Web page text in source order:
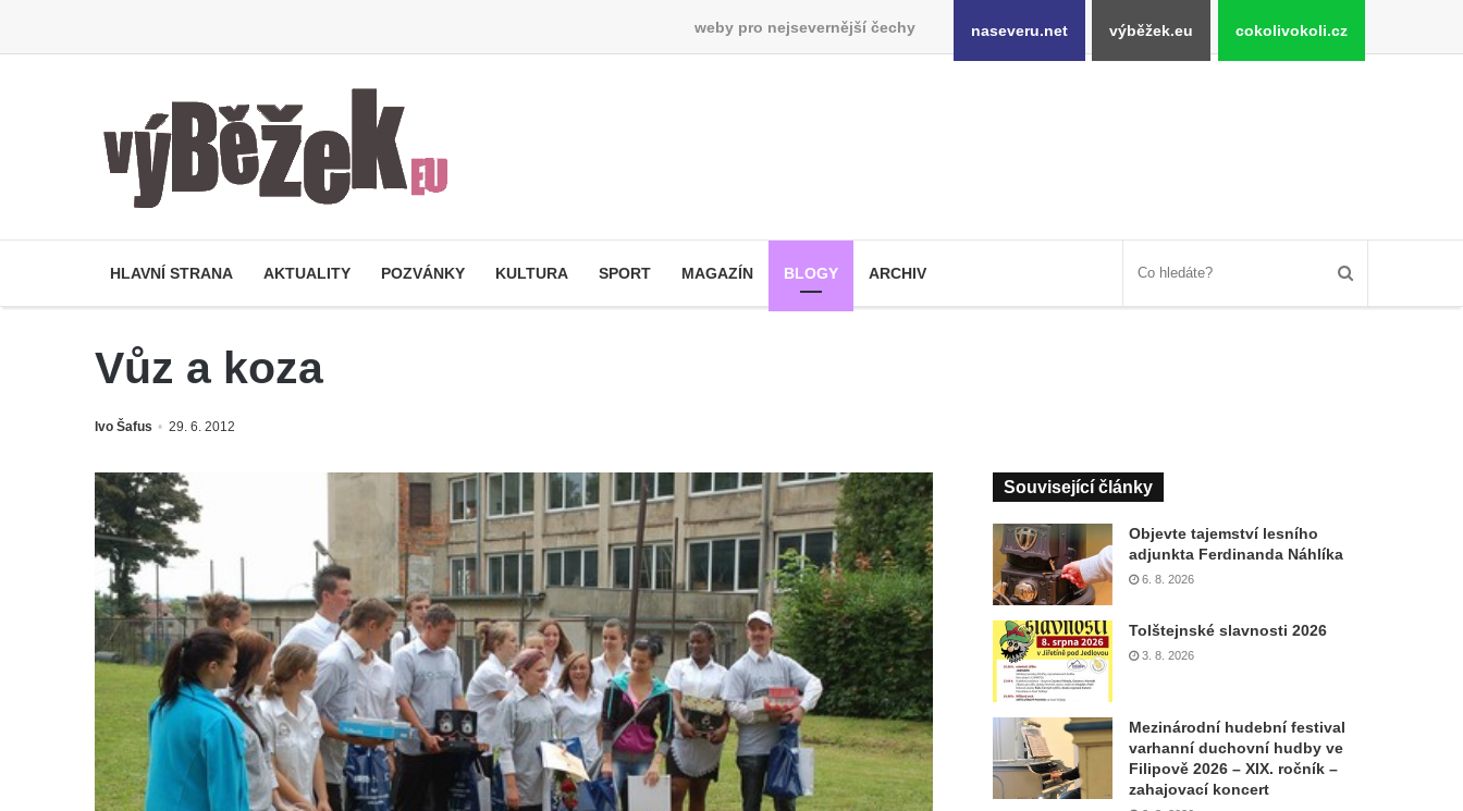
weby pro nejsevernější čechy naseveru.net výběžek.eu cokolivokoli.cz
HLAVNÍ STRANA AKTUALITY POZVÁNKY KULTURA SPORT MAGAZÍN BLOGY ARCHIV
Vůz a koza
Ivo Šafus 29. 6. 2012
Související články
Objevte tajemství lesního
adjunkta Ferdinanda Náhlíka
6. 8. 2026
Tolštejnské slavnosti 2026
3. 8. 2026
Mezinárodní hudební festival
varhanní duchovní hudby ve
Filipově 2026 – XIX. ročník –
zahajovací koncert